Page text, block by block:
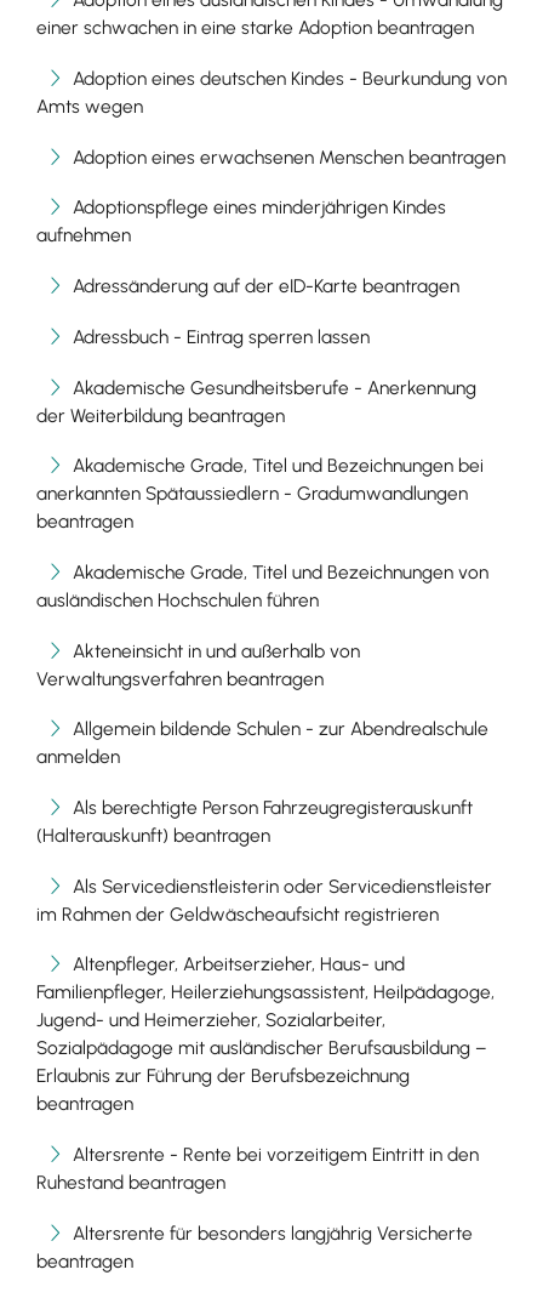
einer schwachen in eine starke Adoption beantragen
Adoption eines deutschen Kindes - Beurkundung von
Amts wegen
Adoption eines erwachsenen Menschen beantragen
Adoptionspflege eines minderjährigen Kindes
aufnehmen
Adressänderung auf der eID-Karte beantragen
Adressbuch - Eintrag sperren lassen
Akademische Gesundheitsberufe - Anerkennung
der Weiterbildung beantragen
Akademische Grade, Titel und Bezeichnungen bei
anerkannten Spätaussiedlern - Gradumwandlungen
beantragen
Akademische Grade, Titel und Bezeichnungen von
ausländischen Hochschulen führen
Akteneinsicht in und außerhalb von
Verwaltungsverfahren beantragen
Allgemein bildende Schulen - zur Abendrealschule
anmelden
Als berechtigte Person Fahrzeugregisterauskunft
(Halterauskunft) beantragen
Als Servicedienstleisterin oder Servicedienstleister
im Rahmen der Geldwäscheaufsicht registrieren
Altenpfleger, Arbeitserzieher, Haus- und
Familienpfleger, Heilerziehungsassistent, Heilpädagoge,
Jugend- und Heimerzieher, Sozialarbeiter,
Sozialpädagoge mit ausländischer Berufsausbildung –
Erlaubnis zur Führung der Berufsbezeichnung
beantragen
Altersrente - Rente bei vorzeitigem Eintritt in den
Ruhestand beantragen
Altersrente für besonders langjährig Versicherte
beantragen